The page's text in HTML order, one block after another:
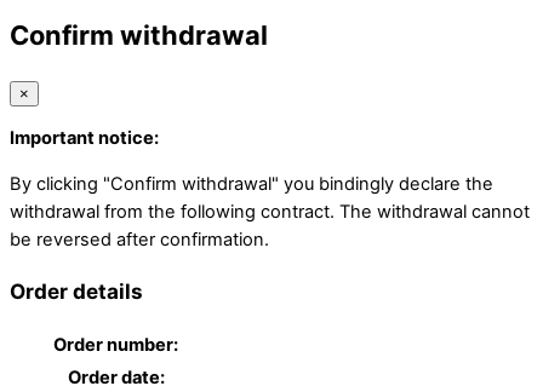
Confirm withdrawal
×
Important notice:
By clicking "Confirm withdrawal" you bindingly declare the
withdrawal from the following contract. The withdrawal cannot
be reversed after confirmation.
Order details
Order number:
Order date: